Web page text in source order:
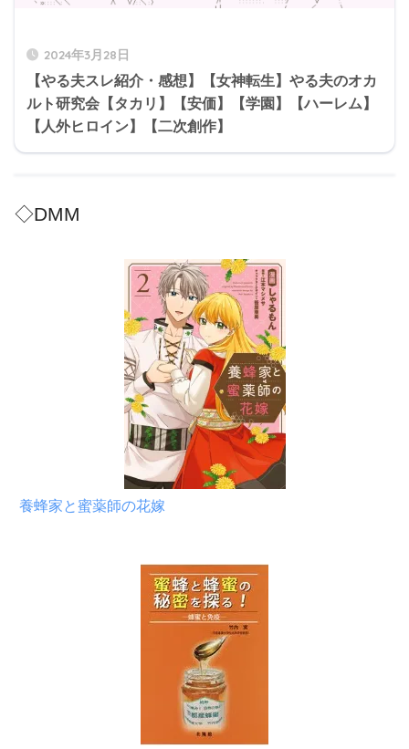
2024年3月28日
【やる夫スレ紹介・感想】【女神転生】やる夫のオカ
ルト研究会【タカリ】【安価】【学園】【ハーレム】
【人外ヒロイン】【二次創作】
◇DMM
養蜂家と蜜薬師の花嫁